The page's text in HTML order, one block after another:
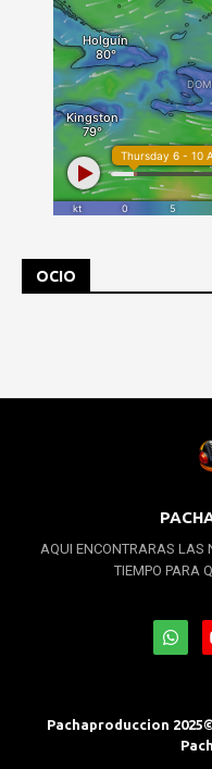
OCIO
AQUI ENCONTRARAS LAS
TIEMPO PARA
Pachaproduccion